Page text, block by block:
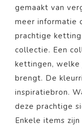
gemaakt van
meer informatie
prachtige
collectie. Een
kettingen,
brengt. De
inspiratiebron.
deze prachtige
Enkele items